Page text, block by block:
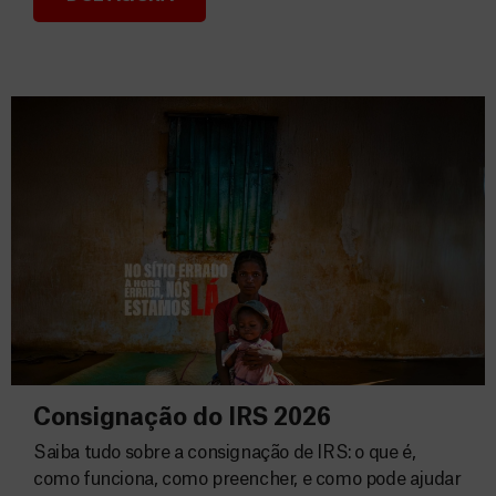
Donativos
Consignação do IRS 2026
Saiba tudo sobre a consignação de IRS: o que é,
como funciona, como preencher, e como pode ajudar